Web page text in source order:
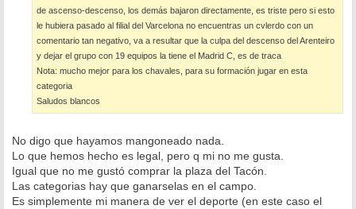
de ascenso-descenso, los demás bajaron directamente, es triste pero si esto
le hubiera pasado al filial del Varcelona no encuentras un cvlerdo con un
comentario tan negativo, va a resultar que la culpa del descenso del Arenteiro
y dejar el grupo con 19 equipos la tiene el Madrid C, es de traca
Nota: mucho mejor para los chavales, para su formación jugar en esta
categoria
Saludos blancos
No digo que hayamos mangoneado nada.
Lo que hemos hecho es legal, pero q mi no me gusta.
Igual que no me gustó comprar la plaza del Tacón.
Las categorias hay que ganarselas en el campo.
Es simplemente mi manera de ver el deporte (en este caso el